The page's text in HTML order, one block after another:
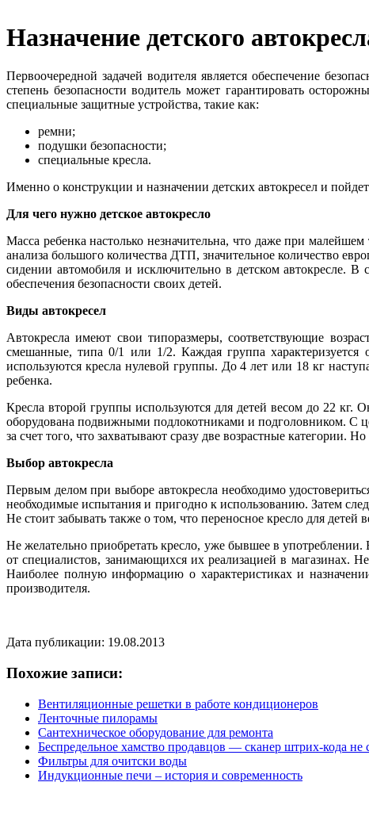
Назначение детского
Первоочередной задачей водителя является обеспечение
степень безопасности водитель может гарантировать
специальные защитные устройства, такие как:
ремни;
подушки безопасности;
специальные кресла.
Именно о конструкции и назначении детских автокресел и пойдет
Для чего нужно детское автокресло
Масса ребенка настолько незначительна, что даже при
анализа большого количества ДТП, значительное количество
сидении автомобиля и исключительно в детском автокресле. В
обеспечения безопасности своих детей.
Виды автокресел
Автокресла имеют свои типоразмеры, соответствующие
смешанные, типа 0/1 или 1/2. Каждая группа
используются кресла нулевой группы. До 4 лет или 18 кг
ребенка.
Кресла второй группы используются для детей весом до 22 кг.
оборудована подвижными подлокотниками и подголовником. С
за счет того, что захватывают сразу две возрастные категории.
Выбор автокресла
Первым делом при выборе автокресла необходимо
необходимые испытания и пригодно к использованию. Затем
Не стоит забывать также о том, что переносное кресло для
Не желательно приобретать кресло, уже бывшее в
от специалистов, занимающихся их реализацией в магазинах.
Наиболее полную информацию о характеристиках и
производителя.
Дата публикации: 19.08.2013
Похожие записи:
Вентиляционные решетки в работе кондиционеров
Ленточные пилорамы
Сантехническое оборудование для ремонта
Беспредельное хамство продавцов — сканер штрих-кода не
Фильтры для очитски воды
Индукционные печи – история и современность